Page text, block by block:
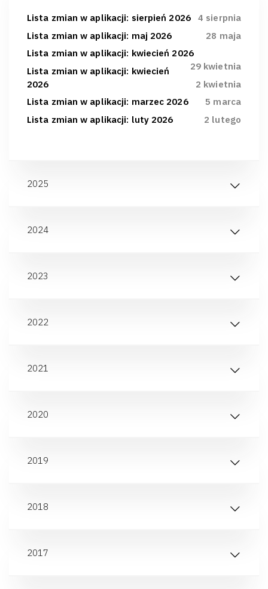
Lista zmian w aplikacji: sierpień 2026
4 sierpnia
Lista zmian w aplikacji: maj 2026
28 maja
Lista zmian w aplikacji: kwiecień 2026
29 kwietnia
Lista zmian w aplikacji: kwiecień
2026
2 kwietnia
Lista zmian w aplikacji: marzec 2026
5 marca
Lista zmian w aplikacji: luty 2026
2 lutego
2025
2024
2023
2022
2021
2020
2019
2018
2017